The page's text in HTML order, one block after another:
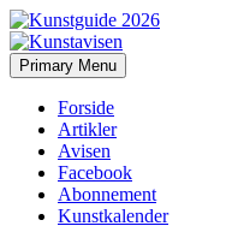
Kunstavisen
Search
Primary Menu Skip
to
Forside
Artikler
Avisen
Facebook
Abonnement
Kunstkalender